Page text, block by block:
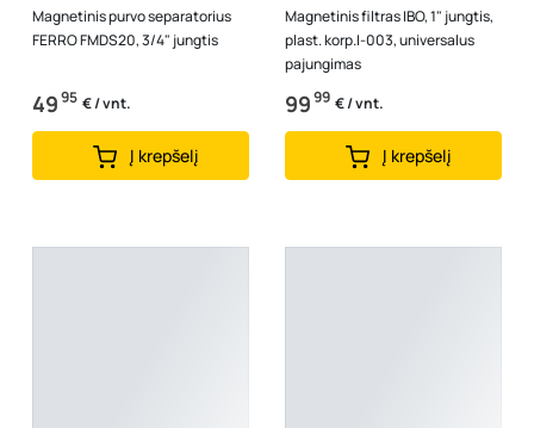
Magnetinis purvo separatorius
FERRO FMDS20, 3/4" jungtis
4995 € / vnt.
Į krepšelį
Magnetinis filtras IBO, 1" jungtis,
plast. korp.I-003, universalus
pajungimas
9999 € / vnt.
Į krepšelį